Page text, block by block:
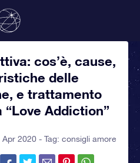
cos’è, cause,
delle
e trattamento
Addiction”
Apr 2020 - Tag: consigli amore